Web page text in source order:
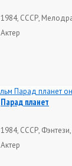
1984, СССР,
Актер
Парад планет
1984, СССР,
Актер